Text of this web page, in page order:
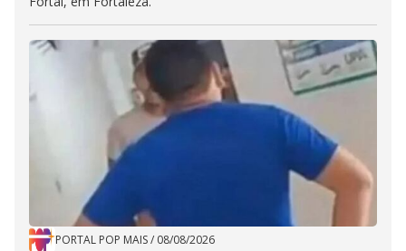
PORTAL POP MAIS/ 08/08/2026